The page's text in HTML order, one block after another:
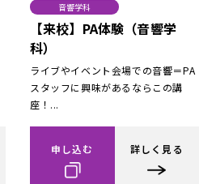
音響学科
【来校】PA体験（音響学
科）
ライブやイベント会場での音響＝PA
スタッフに興味があるならこの講
座！...
申し込む 詳しく見る